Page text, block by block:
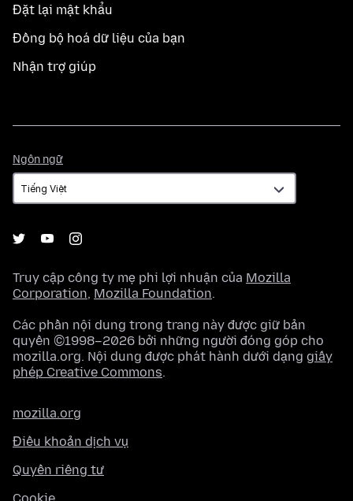
Đặt lại mật khẩu
Đồng bộ hoá dữ liệu của bạn
Nhận trợ giúp
Ngôn ngữ
ngữ
Truy cập công ty mẹ phi lợi nhuận của Mozilla
Corporation, Mozilla Foundation.
Các phần nội dung trong trang này được giữ bản
quyền ©1998–2026 bởi những người đóng góp cho
mozilla.org. Nội dung được phát hành dưới dạng giấy
phép Creative Commons.
mozilla.org
Điều khoản dịch vụ
Quyền riêng tư